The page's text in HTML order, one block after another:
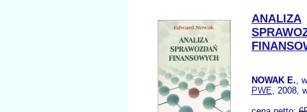
ANALIZA
NOWAK E.,
PWE, 2008,